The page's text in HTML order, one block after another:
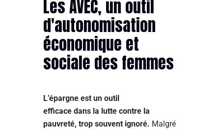
Les AVEC, un outil
d'autonomisation
économique et
sociale des femmes
L’épargne est un outil
efficace dans la lutte contre la
pauvreté, trop souvent ignoré. Malgré